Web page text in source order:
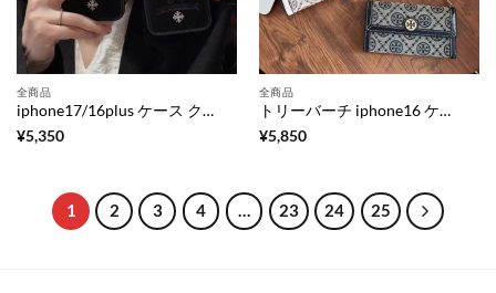
全商品
iphone17/16plus ケース クロム ハーツ iphone17pro ケース レザー ブランド スマホケース 人気 ブランド メンズ iphone17promax/16pro ケース 黒 おしゃれ キラキラ ストーン iphone ケース
¥5,350
全商品
トリーバーチ iphone16 ケース iphone16pro ケース 手帳型 ハイブランド チェーン 付き iphone ケース スマホケース 財布 一体 iphone15/14 レザー ケース ブランド iphone ケース 人気 ブランド 女性 40 代
¥5,850
1 2 3 4 … 23 24 25